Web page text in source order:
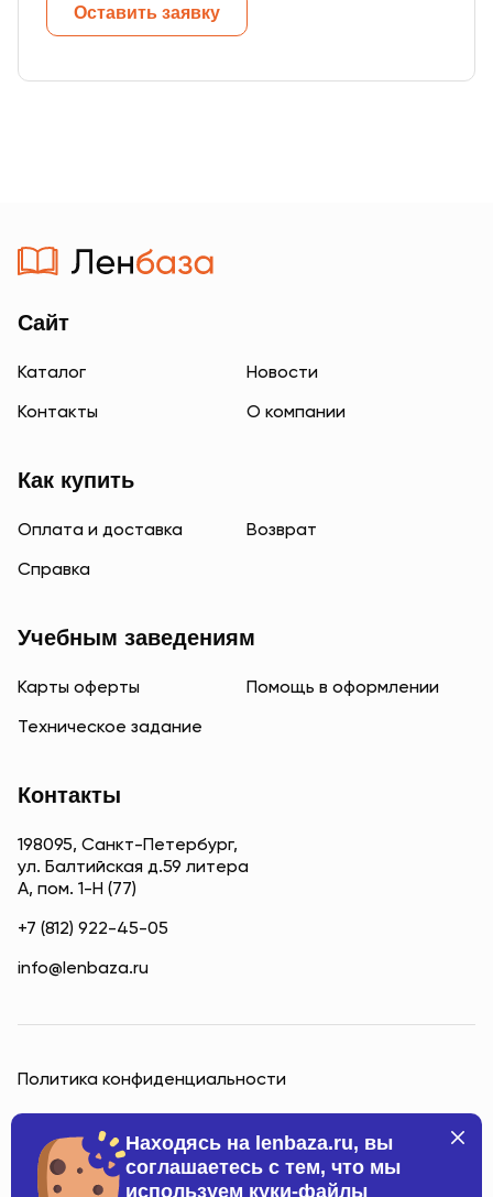
Оставить заявку
Сайт
Каталог Новости
Контакты О компании
Как купить
Оплата и доставка Возврат
Справка
Учебным заведениям
Карты оферты Помощь в оформлении
Техническое задание
Контакты
198095, Санкт-Петербург,
ул. Балтийская д.59 литера
А, пом. 1-Н (77)
+7 (812) 922-45-05
info@lenbaza.ru
Политика конфиденциальности
Находясь на lenbaza.ru, вы
соглашаетесь с тем, что мы
используем куки-файлы